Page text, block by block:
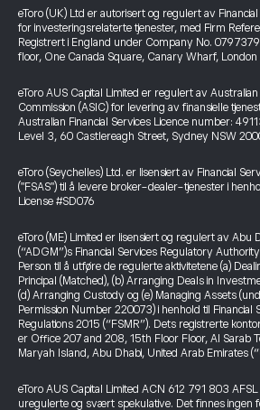
eToro (UK) Ltd er autorisert og regulert av
for investeringsrelaterte tjenester, med Firm
Registrert i England under Company No.
floor, One Canada Square, Canary Wharf, London
eToro AUS Capital Limited er regulert av
Commission (ASIC) for levering av finansielle
Australian Financial Services Licence number:
Level 3, 60 Castlereagh Street, Sydney NSW
eToro (Seychelles) Ltd. er lisensiert av Financial
("FSAS") til å levere broker-dealer-tjenester i
License #SD076
eToro (ME) Limited er lisensiert og regulert av Abu
(“ADGM”)s Financial Services Regulatory
Person til å utføre de regulerte aktivitetene (a)
Principal (Matched), (b) Arranging Deals in
(d) Arranging Custody og (e) Managing Assets
Permission Number 220073) i henhold til Financial
Regulations 2015 (“FSMR”). Dets registrerte
er Office 207 and 208, 15th Floor Floor, Al Sarab
Maryah Island, Abu Dhabi, United Arab Emirates
eToro AUS Capital Limited ACN 612 791 803
uregulerte og svært spekulative. Det finnes ingen